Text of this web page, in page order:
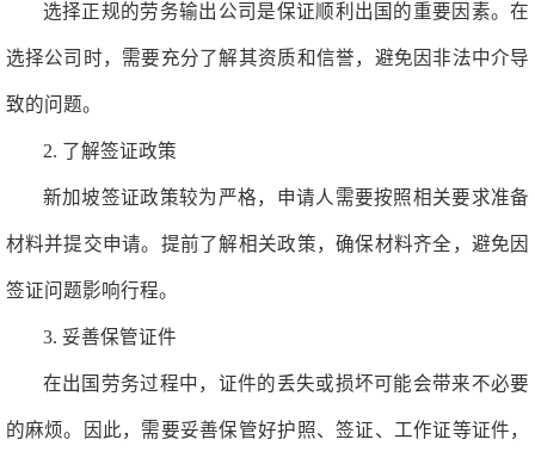
选择正规的劳务输出公司是保证顺利出国的重要因素。在
选择公司时，需要充分了解其资质和信誉，避免因非法中介导
致的问题。
2. 了解签证政策
新加坡签证政策较为严格，申请人需要按照相关要求准备
材料并提交申请。提前了解相关政策，确保材料齐全，避免因
签证问题影响行程。
3. 妥善保管证件
在出国劳务过程中，证件的丢失或损坏可能会带来不必要
的麻烦。因此，需要妥善保管好护照、签证、工作证等证件，